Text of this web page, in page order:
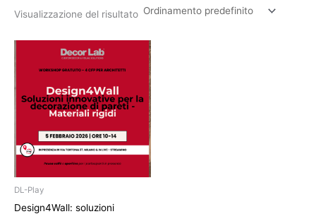
Visualizzazione del risultato
DL-Play
Design4Wall: soluzioni